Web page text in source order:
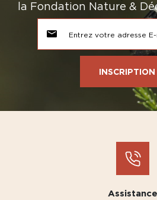
la Fondation Nature &
INSCRIPTION
Assistance